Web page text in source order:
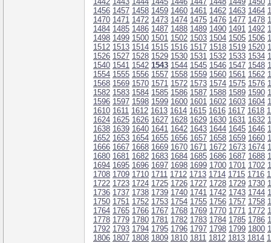
1456 1457 1458 1459 1460 1461 1462 1463 1464
1470 1471 1472 1473 1474 1475 1476 1477 1478
1484 1485 1486 1487 1488 1489 1490 1491 1492
1498 1499 1500 1501 1502 1503 1504 1505 1506
1512 1513 1514 1515 1516 1517 1518 1519 1520
1526 1527 1528 1529 1530 1531 1532 1533 1534
1540 1541 1542 1543 1544 1545 1546 1547 1548
1554 1555 1556 1557 1558 1559 1560 1561 1562
1568 1569 1570 1571 1572 1573 1574 1575 1576
1582 1583 1584 1585 1586 1587 1588 1589 1590
1596 1597 1598 1599 1600 1601 1602 1603 1604
1610 1611 1612 1613 1614 1615 1616 1617 1618
1624 1625 1626 1627 1628 1629 1630 1631 1632
1638 1639 1640 1641 1642 1643 1644 1645 1646
1652 1653 1654 1655 1656 1657 1658 1659 1660
1666 1667 1668 1669 1670 1671 1672 1673 1674
1680 1681 1682 1683 1684 1685 1686 1687 1688
1694 1695 1696 1697 1698 1699 1700 1701 1702
1708 1709 1710 1711 1712 1713 1714 1715 1716
1722 1723 1724 1725 1726 1727 1728 1729 1730
1736 1737 1738 1739 1740 1741 1742 1743 1744
1750 1751 1752 1753 1754 1755 1756 1757 1758
1764 1765 1766 1767 1768 1769 1770 1771 1772
1778 1779 1780 1781 1782 1783 1784 1785 1786
1792 1793 1794 1795 1796 1797 1798 1799 1800
1806 1807 1808 1809 1810 1811 1812 1813 1814